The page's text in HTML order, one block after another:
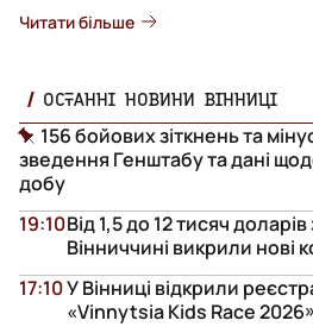
Читати більше
ОСТАННІ НОВИНИ ВІННИЦІ
156 бойових зіткнень та
зведення Генштабу та дані
добу
Від 1,5 до 12 тисяч
Вінниччині викрили нові
19:10
У Вінниці відкрили
«Vinnytsia Kids Race 2026»
17:10